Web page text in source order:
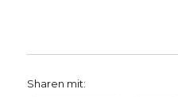
Sharen mit: